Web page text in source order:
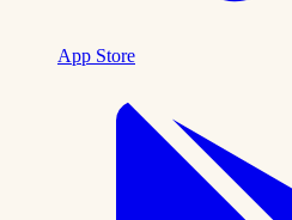
App Store